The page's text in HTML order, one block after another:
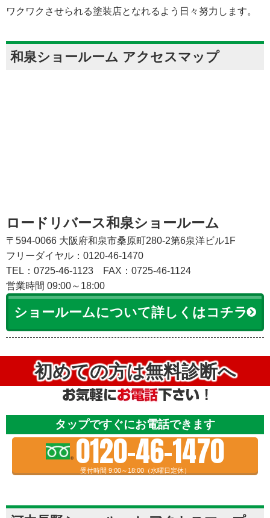
ワクワクさせられる塗装店となれるよう日々努力します。
和泉ショールーム アクセスマップ
ロードリバース和泉ショールーム
〒594-0066 大阪府和泉市桑原町280-2第6泉洋ビル1F
フリーダイヤル：0120-46-1470
TEL：0725-46-1123
FAX：0725-46-1124
営業時間 09:00～18:00
ショールームについて詳しくはコチラ
初めての方は無料診断へ
タップですぐにお電話できます
0120-46-1470
受付時間 9:00～18:00（水曜日定休）